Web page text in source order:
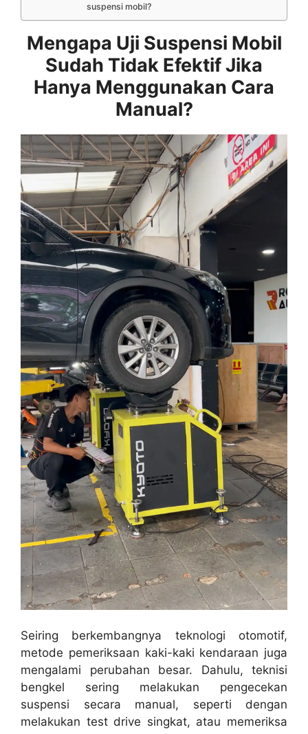
suspensi mobil?
Mengapa Uji Suspensi Mobil
Sudah Tidak Efektif Jika
Hanya Menggunakan Cara
Manual?
Seiring berkembangnya teknologi otomotif,
metode pemeriksaan kaki-kaki kendaraan juga
mengalami perubahan besar. Dahulu, teknisi
bengkel sering melakukan pengecekan
suspensi secara manual, seperti dengan
melakukan test drive singkat, atau memeriksa